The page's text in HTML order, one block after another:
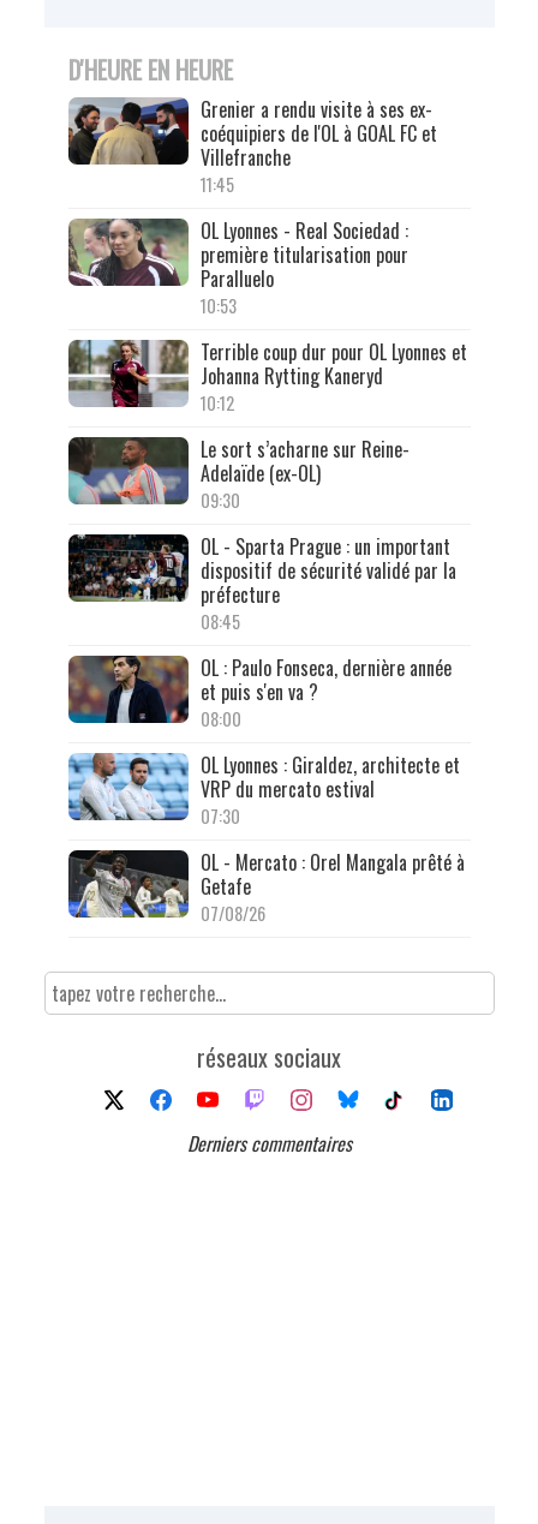
D'HEURE EN HEURE
Grenier a rendu visite à ses ex-
coéquipiers de l'OL à GOAL FC et
Villefranche
11:45
OL Lyonnes - Real Sociedad :
première titularisation pour
Paralluelo
10:53
Terrible coup dur pour OL Lyonnes et
Johanna Rytting Kaneryd
10:12
Le sort s’acharne sur Reine-
Adelaïde (ex-OL)
09:30
OL - Sparta Prague : un important
dispositif de sécurité validé par la
préfecture
08:45
OL : Paulo Fonseca, dernière année
et puis s'en va ?
08:00
OL Lyonnes : Giraldez, architecte et
VRP du mercato estival
07:30
OL - Mercato : Orel Mangala prêté à
Getafe
07/08/26
réseaux sociaux
Derniers commentaires